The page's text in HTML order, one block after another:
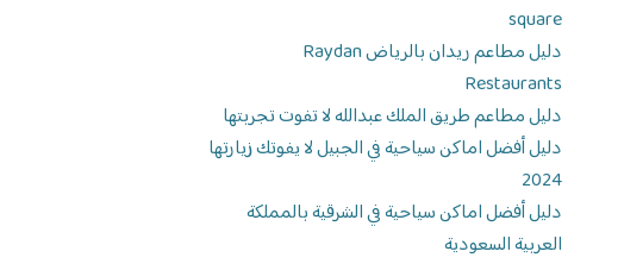
square
دليل مطاعم ريدان بالرياض Raydan
Restaurants
دليل مطاعم طريق الملك عبدالله لا تفوت تجربتها
دليل أفضل اماكن سياحية في الجبيل لا يفوتك زيارتها
2024
دليل أفضل اماكن سياحية في الشرقية بالمملكة
العربية السعودية